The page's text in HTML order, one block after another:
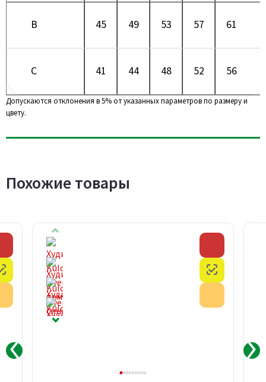
B 45 49 53 57 61
C 41 44 48 52 56
Допускаются отклонения в 5% от указанных параметров по размеру и
цвету.
Похожие товары
Честный знак